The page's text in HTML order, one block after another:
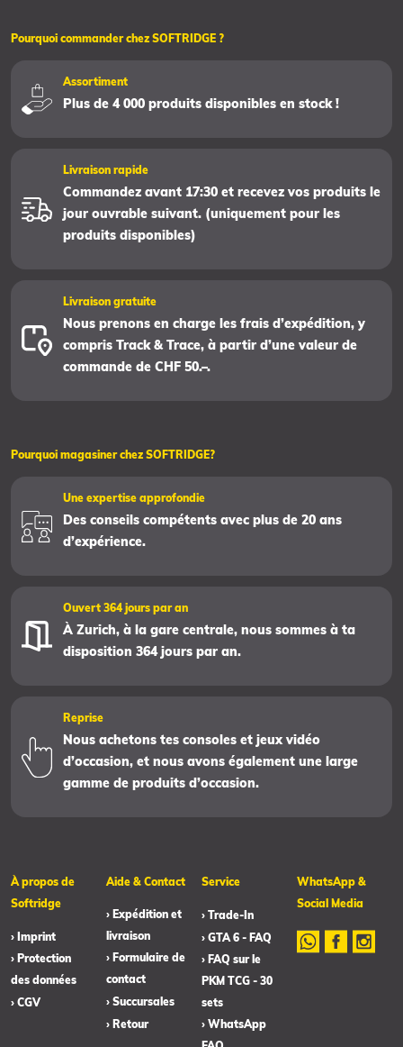
Pourquoi commander chez SOFTRIDGE ?
Assortiment
Plus de 4 000 produits disponibles en stock !
Livraison rapide
Commandez avant 17:30 et recevez vos produits le
jour ouvrable suivant. (uniquement pour les
produits disponibles)
Livraison gratuite
Nous prenons en charge les frais d’expédition, y
compris Track & Trace, à partir d’une valeur de
commande de CHF 50.–.
Pourquoi magasiner chez SOFTRIDGE?
Une expertise approfondie
Des conseils compétents avec plus de 20 ans
d’expérience.
Ouvert 364 jours par an
À Zurich, à la gare centrale, nous sommes à ta
disposition 364 jours par an.
Reprise
Nous achetons tes consoles et jeux vidéo
d’occasion, et nous avons également une large
gamme de produits d’occasion.
À propos de
Softridge
› Imprint
› Protection
des données
› CGV
Aide & Contact
› Expédition et
livraison
› Formulaire de
contact
› Succursales
› Retour
Service
› Trade-In
› GTA 6 - FAQ
› FAQ sur le
PKM TCG - 30
sets
› WhatsApp
WhatsApp &
Social Media